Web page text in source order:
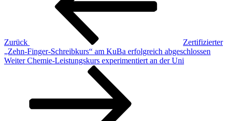
Zurück
Zertifizierter
„Zehn-Finger-Schreibkurs“ am KuBa erfolgreich abgeschlossen
Nächster
Weiter Chemie-Leistungskurs experimentiert an der Uni